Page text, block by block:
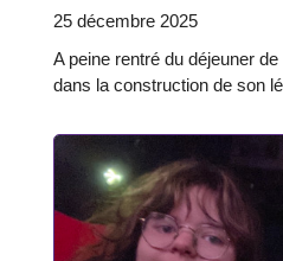
25 décembre 2025
A peine rentré du déjeuner
dans la construction de son